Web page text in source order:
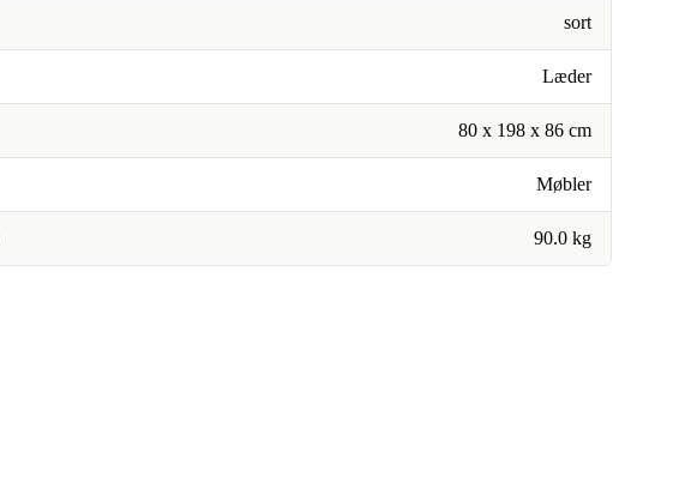
sort
Læder
80 x 198 x 86 cm
Møbler
90.0 kg